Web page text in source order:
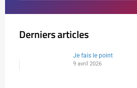
Derniers articles
Je fais le point
9 avril 2026